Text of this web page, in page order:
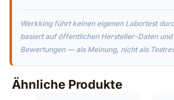
Werkking führt keinen eigenen Labortest
basiert auf öffentlichen Hersteller-Daten
Bewertungen — als Meinung, nicht als
Ähnliche Produkte